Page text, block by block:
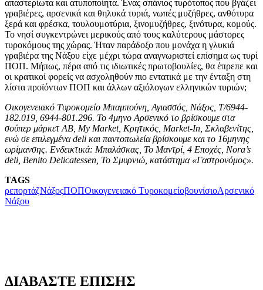
απαστερίωτα και ατυποποίητα. Ένας σπάνιος τυρότοπος που βγάζει
γραβιέρες, αρσενικά και θηλυκά τυριά, νωπές μυζήθρες, ανθότυρα
ξερά και φρέσκα, τουλουμοτύρια, ξινομυζήθρες, ξινότυρα, κομούς.
Το νησί συγκεντρώνει μερικούς από τους καλύτερους μάστορες
τυροκόμους της χώρας. Ήταν παράδοξο που μονάχα η γλυκιά
γραβιέρα της Νάξου είχε μέχρι τώρα αναγνωριστεί επίσημα ως τυρί
ΠΟΠ. Μήπως, πέρα από τις ιδιωτικές πρωτοβουλίες, θα έπρεπε και
οι κρατικοί φορείς να ασχοληθούν πιο εντατικά με την ένταξη στη
λίστα προϊόντων ΠΟΠ και άλλων αξιόλογων ελληνικών τυριών;
Οικογενειακό Τυροκομείο Μπαμπούνη, Αγιασσός, Νάξος, Τ/6944-
182.019, 6944-801.296. Το 4μηνο Αρσενικό το βρίσκουμε στα
σούπερ μάρκετ ΑΒ, My Market, Κρητικός, Market-In, Σκλαβενίτης,
ενώ σε επιλεγμένα deli και παντοπωλεία βρίσκουμε και το 16μηνης
ωρίμανσης. Ενδεικτικά: Μπαλάσκας, Το Μαντρί, 4 Εποχές, Nora’s
deli, Benito Delicatessen, Το Σμυρνιώ, κατάστημα «Γαστρονόμος».
TAGS
ρεπορτάζΝάξοςΠΟΠΟικογενειακό ΤυροκομείοβουνίσιοΑρσενικό
Νάξου
ΔΙΑΒΑΣΤΕ ΕΠΙΣΗΣ